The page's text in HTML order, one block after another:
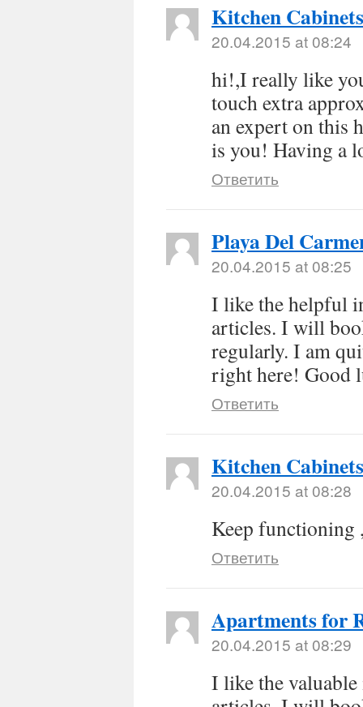
Kitchen Cabinets
20.04.2015 at 08:24
hi!,I really like
touch extra
an expert on this
is you! Having a
Ответить
Playa Del
20.04.2015 at 08:25
I like the helpful
articles. I will
regularly. I am
right here! Good
Ответить
Kitchen Cabinets
20.04.2015 at 08:28
Keep functioning
Ответить
Apartments for
20.04.2015 at 08:29
I like the